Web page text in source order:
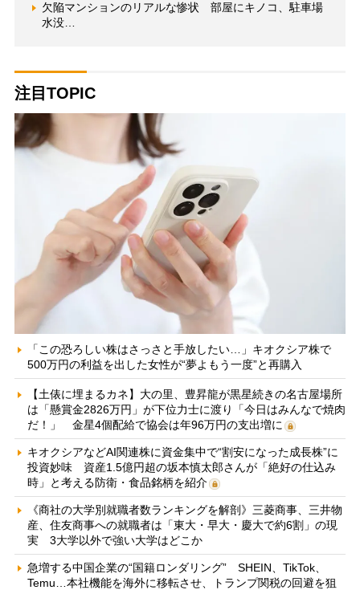
欠陥マンションのリアルな惨状 部屋にキノコ、駐車場
水没…
注目TOPIC
「この恐ろしい株はさっさと手放したい…」キオクシア株で
500万円の利益を出した女性が“夢よもう一度”と再購入
【土俵に埋まるカネ】大の里、豊昇龍が黒星続きの名古屋場所
は「懸賞金2826万円」が下位力士に渡り「今日はみんなで焼肉
だ！」 金星4個配給で協会は年96万円の支出増に
キオクシアなどAI関連株に資金集中で“割安になった成長株”に
投資妙味 資産1.5億円超の坂本慎太郎さんが「絶好の仕込み
時」と考える防衛・食品銘柄を紹介
《商社の大学別就職者数ランキングを解剖》三菱商事、三井物
産、住友商事への就職者は「東大・早大・慶大で約6割」の現
実 3大学以外で強い大学はどこか
急増する中国企業の“国籍ロンダリング” SHEIN、TikTok、
Temu…本社機能を海外に移転させ、トランプ関税の回避を狙